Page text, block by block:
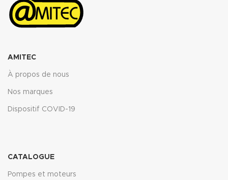
AMITEC
À propos de nous
Nos marques
Dispositif COVID-19
CATALOGUE
Pompes et moteurs